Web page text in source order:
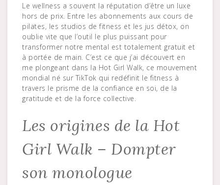
Le wellness a souvent la réputation d’être un luxe
hors de prix. Entre les abonnements aux cours de
pilates, les studios de fitness et les jus détox, on
oublie vite que l’outil le plus puissant pour
transformer notre mental est totalement gratuit et
à portée de main. C’est ce que j’ai découvert en
me plongeant dans la Hot Girl Walk, ce mouvement
mondial né sur TikTok qui redéfinit le fitness à
travers le prisme de la confiance en soi, de la
gratitude et de la force collective.
Les origines de la Hot
Girl Walk – Dompter
son monologue